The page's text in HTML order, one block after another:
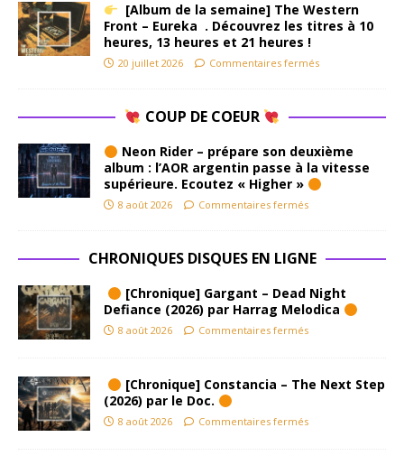
[Album de la semaine] The Western
Front – Eureka . Découvrez les titres à 10
heures, 13 heures et 21 heures !
20 juillet 2026 Commentaires fermés
COUP DE COEUR
Neon Rider – prépare son deuxième
album : l’AOR argentin passe à la vitesse
supérieure. Ecoutez « Higher »
8 août 2026 Commentaires fermés
CHRONIQUES DISQUES EN LIGNE
[Chronique] Gargant – Dead Night
Defiance (2026) par Harrag Melodica
8 août 2026 Commentaires fermés
[Chronique] Constancia – The Next Step
(2026) par le Doc.
8 août 2026 Commentaires fermés